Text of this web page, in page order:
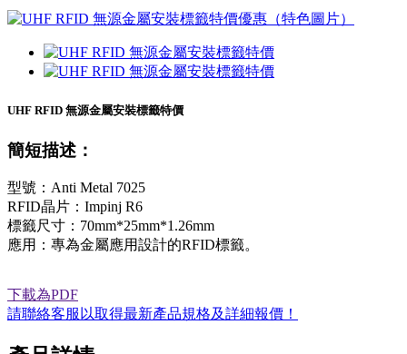
UHF RFID 無源金屬安裝標籤特價
簡短描述：
型號：Anti Metal 7025
RFID晶片：Impinj R6
標籤尺寸：70mm*25mm*1.26mm
應用：專為金屬應用設計的RFID標籤。
下載為PDF
請聯絡客服以取得最新產品規格及詳細報價！